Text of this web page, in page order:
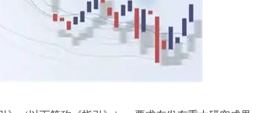
4651.31 -6.85